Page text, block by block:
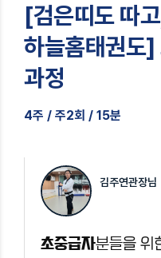
[검은띠도 따
하늘홈태권도
과정
4주 / 주2회 / 15분
김주연관장님
초중급자분들을 위